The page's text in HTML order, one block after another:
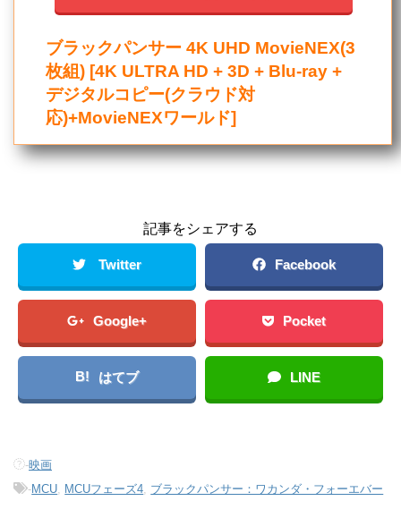
ブラックパンサー 4K UHD MovieNEX(3
枚組) [4K ULTRA HD + 3D + Blu-ray +
デジタルコピー(クラウド対
応)+MovieNEXワールド]
記事をシェアする
Twitter Facebook
Google+ Pocket
B! はてブ LINE
-映画
-MCU MCUフェーズ4 ブラックパンサー：ワカンダ・フォーエバー